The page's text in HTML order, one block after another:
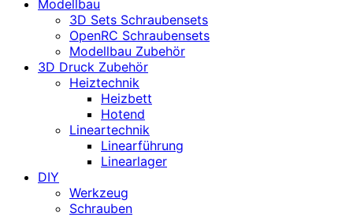
Modellbau
3D Sets Schraubensets
OpenRC Schraubensets
Modellbau Zubehör
3D Druck Zubehör
Heiztechnik
Heizbett
Hotend
Lineartechnik
Linearführung
Linearlager
DIY
Werkzeug
Schrauben